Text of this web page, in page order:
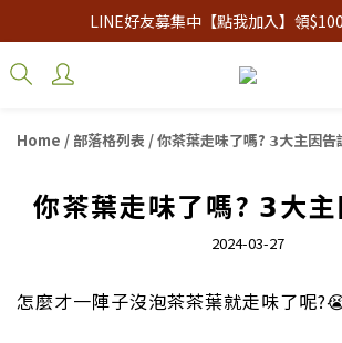
LINE好友募集中【點我加入】領
Home / 部落格列表 /你茶葉走味了嗎? 𝟯大主因告
你茶葉走味了嗎? 𝟯大
2024-03-27
怎麼才一陣子沒泡茶茶葉就走味了呢